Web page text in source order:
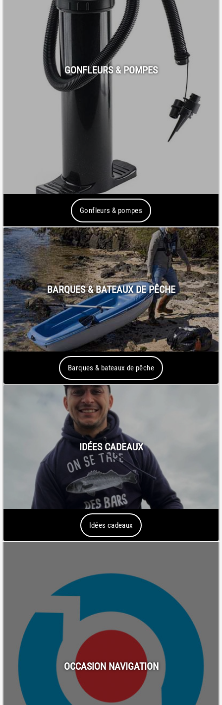
GONFLEURS & POMPES
Gonfleurs & pompes
BARQUES & BATEAUX DE PÊCHE
Barques & bateaux de pêche
IDÉES CADEAUX
Idées cadeaux
OCCASION NAVIGATION